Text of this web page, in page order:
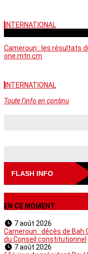
INTERNATIONAL
Cameroun : les résultats
one.mtn.cm
INTERNATIONAL
Toute l’info en continu
FLASH INFO
EN CE MOMENT
7 août 2026
Cameroun : décès de Bah
du Conseil constitutionnel
7 août 2026